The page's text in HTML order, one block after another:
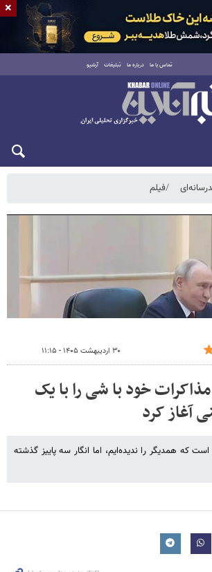
تماس با ما درباره ما تبلیغات آرشیو
جمعه ۱۶ مرداد ۱۴۰۵
فیلم
۳۰ اردیبهشت ۱۴۰۵ - ۱۱:۱۵
خود با شی را با یک
آغاز کرد
که همدیگر را ندیده‌ایم، اما انگار سه پاییز گذشته
×